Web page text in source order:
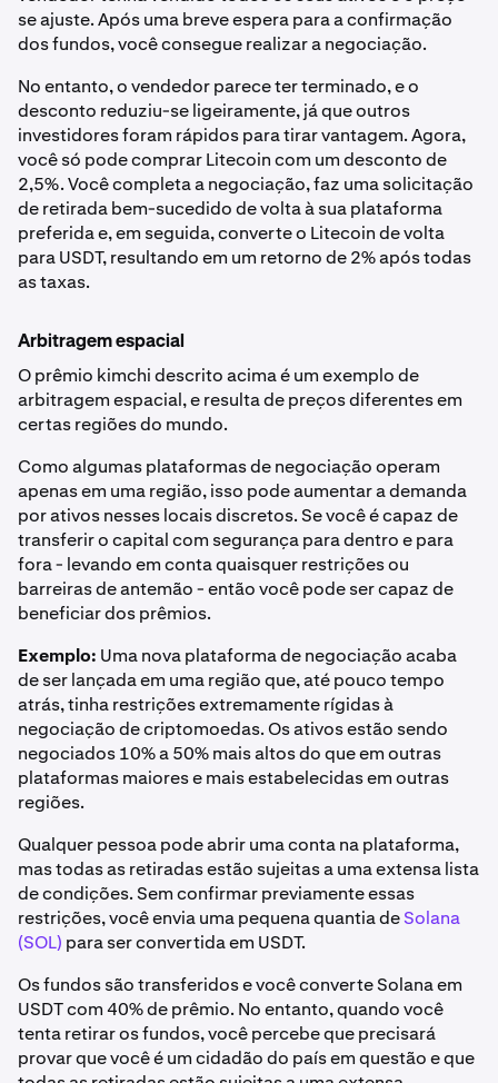
se ajuste. Após uma breve espera para a confirmação
dos fundos, você consegue realizar a negociação.
No entanto, o vendedor parece ter terminado, e o
desconto reduziu-se ligeiramente, já que outros
investidores foram rápidos para tirar vantagem. Agora,
você só pode comprar Litecoin com um desconto de
2,5%. Você completa a negociação, faz uma solicitação
de retirada bem-sucedido de volta à sua plataforma
preferida e, em seguida, converte o Litecoin de volta
para USDT, resultando em um retorno de 2% após todas
as taxas.
Arbitragem espacial
O prêmio kimchi descrito acima é um exemplo de
arbitragem espacial, e resulta de preços diferentes em
certas regiões do mundo.
Como algumas plataformas de negociação operam
apenas em uma região, isso pode aumentar a demanda
por ativos nesses locais discretos. Se você é capaz de
transferir o capital com segurança para dentro e para
fora - levando em conta quaisquer restrições ou
barreiras de antemão - então você pode ser capaz de
beneficiar dos prêmios.
Exemplo: Uma nova plataforma de negociação acaba
de ser lançada em uma região que, até pouco tempo
atrás, tinha restrições extremamente rígidas à
negociação de criptomoedas. Os ativos estão sendo
negociados 10% a 50% mais altos do que em outras
plataformas maiores e mais estabelecidas em outras
regiões.
Qualquer pessoa pode abrir uma conta na plataforma,
mas todas as retiradas estão sujeitas a uma extensa lista
de condições. Sem confirmar previamente essas
restrições, você envia uma pequena quantia deSolana
(SOL) para ser convertida em USDT.
Os fundos são transferidos e você converte Solana em
USDT com 40% de prêmio. No entanto, quando você
tenta retirar os fundos, você percebe que precisará
provar que você é um cidadão do país em questão e que